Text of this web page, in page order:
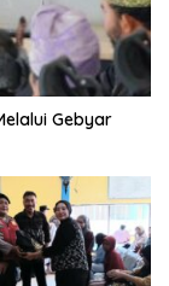
Gebyar